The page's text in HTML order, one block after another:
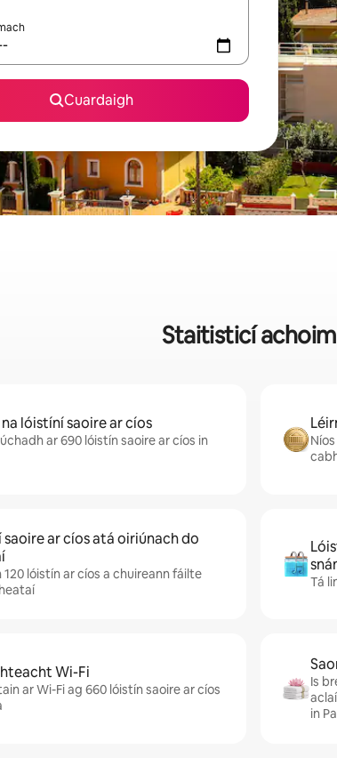
Cuardaigh
Staitisticí
lóistíní saoire ar cíos
ar 690 lóistín saoire ar cíos in
saoire ar cíos atá oiriúnach do
lóistín ar cíos a chuireann fáilte
Tá
Wi-Fi
ar Wi-Fi ag 660 lóistín saoire ar cíos
Is
in